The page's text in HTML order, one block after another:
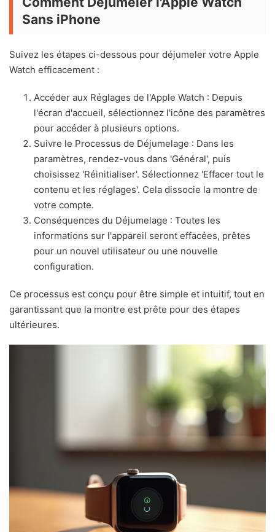
Sans iPhone
Suivez les étapes ci-dessous pour déjumeler votre Apple
Watch efficacement :
Accéder aux Réglages de l'Apple Watch : Depuis
l'écran d'accueil, sélectionnez l'icône des paramètres
pour accéder à plusieurs options.
Suivre le Processus de Déjumelage : Dans les
paramètres, rendez-vous dans 'Général', puis
choisissez 'Réinitialiser'. Sélectionnez 'Effacer tout le
contenu et les réglages'. Cela dissocie la montre de
votre compte.
Conséquences du Déjumelage : Toutes les
informations sur l'appareil seront effacées, prêtes
pour un nouvel utilisateur ou une nouvelle
configuration.
Ce processus est conçu pour être simple et intuitif, tout en
garantissant que la montre est prête pour des étapes
ultérieures.